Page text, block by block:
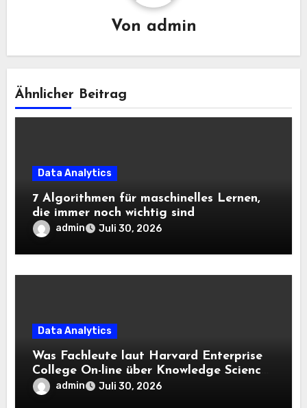
Von admin
Ähnlicher Beitrag
Data Analytics
7 Algorithmen für maschinelles Lernen,
die immer noch wichtig sind
admin Juli 30, 2026
Data Analytics
Was Fachleute laut Harvard Enterprise
College On-line über Knowledge Science
und KI wissen sollten
admin Juli 30, 2026